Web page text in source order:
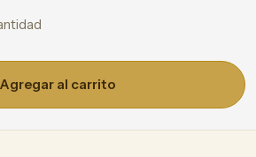
Agregar al carrito